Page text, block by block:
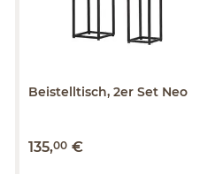
Beistelltisch, 2er Set Neo
135,00 €